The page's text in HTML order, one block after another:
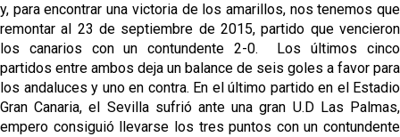
y, para encontrar una victoria de los amarillos, nos tenemos que
remontar al 23 de septiembre de 2015, partido que vencieron
los canarios con un contundente 2-0. Los últimos cinco
partidos entre ambos deja un balance de seis goles a favor para
los andaluces y uno en contra. En el último partido en el Estadio
Gran Canaria, el Sevilla sufrió ante una gran U.D Las Palmas,
empero consiguió llevarse los tres puntos con un contundente